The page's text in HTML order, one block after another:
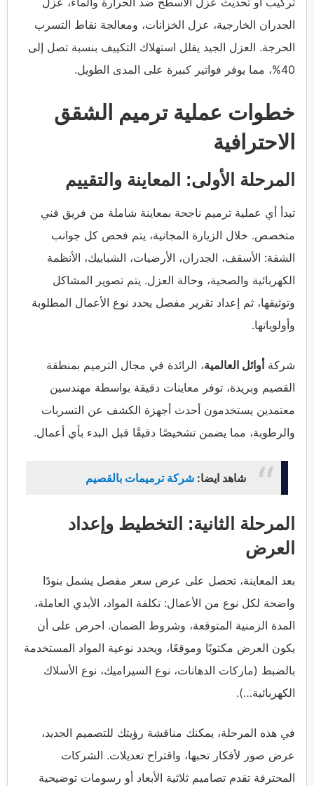
الجدران الخارجية، عزل الخزانات، ومعالجة نقاط التسرب
الحرجة. العزل الجيد يقلل استهلاك التكييف بنسبة تصل إلى
40%، مما يوفر فواتير كبيرة على المدى الطويل.
خطوات عملية ترميم الشقق
الاحترافية
المرحلة الأولى: المعاينة والتقييم
تبدأ أي عملية ترميم ناجحة بمعاينة شاملة من فريق فني
متخصص. خلال الزيارة المجانية، يتم فحص كل جوانب
الشقة: الأسقف، الجدران، الأرضيات، الشبابيك، الأنظمة
الكهربائية والصحية، وحالة العزل. يتم تصوير المشاكل
وتوثيقها، ثم إعداد تقرير مفصل يحدد نوع الأعمال المطلوبة
وأولوياتها.
شركةأوائل العالمية، الرائدة في مجال الترميم بمنطقة
القصيم وبريدة، توفر معاينات دقيقة بواسطة مهندسين
معتمدين يستخدمون أحدث أجهزة الكشف عن التسربات
والرطوبة، مما يضمن تشخيصًا دقيقًا قبل البدء بأي أعمال.
شاهد ايضا: شركة ترميمات بالقصيم
المرحلة الثانية: التخطيط وإعداد
العرض
بعد المعاينة، تحصل على عرض سعر مفصل يشمل بنودًا
واضحة لكل نوع من الأعمال: تكلفة المواد، الأيدي العاملة،
المدة الزمنية المتوقعة، وشروط الضمان. احرص على أن
يكون العرض مكتوبًا وموقعًا، ويحدد نوعية المواد المستخدمة
بالضبط (ماركات الدهانات، نوع السيراميك، نوع الأسلاك
الكهربائية…).
في هذه المرحلة، يمكنك مناقشة رؤيتك للتصميم الجديد،
عرض صور لأفكار تحبها، واقتراح تعديلات. الشركات
المحترفة تقدم تصاميم ثلاثية الأبعاد أو رسومات توضيحية